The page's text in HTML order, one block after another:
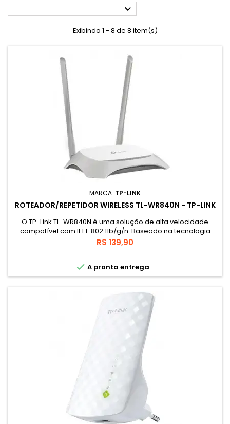

Exibindo 1 - 8 de 8 item(s)
MARCA: TP-LINK
ROTEADOR/REPETIDOR WIRELESS TL-WR840N - TP-LINK
O TP-Link TL-WR840N é uma solução de alta velocidade
compatível com IEEE 802.11b/g/n. Baseado na tecnologia
802.11n, o TL-WR840N oferece aos usuários desempenho Wi-
Fi de até 300Mbps, que podem atender às suas
streaming em HD, jogos on-line e download de arquivos
grandes.
Preço
R$ 139,90
 A pronta entrega